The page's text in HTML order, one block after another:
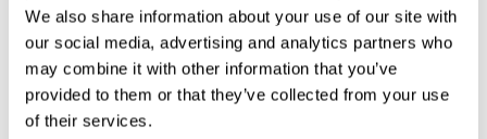
We also share information about your use of our site with
our social media, advertising and analytics partners who
may combine it with other information that you’ve
provided to them or that they’ve collected from your use
of their services.